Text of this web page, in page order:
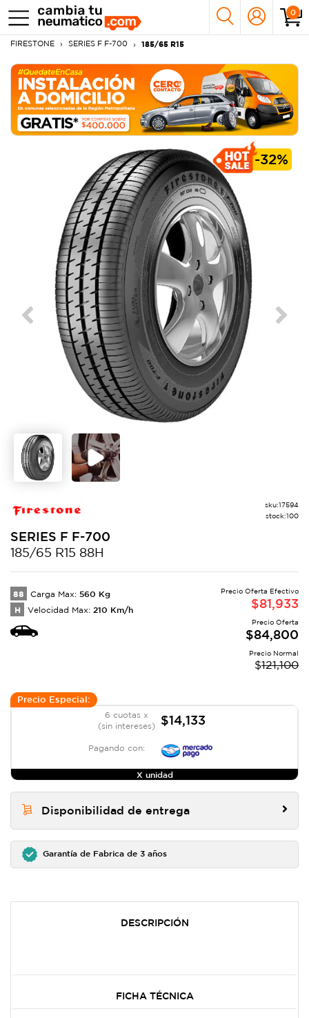
0
FIRESTONE SERIES F F-700 185/65 R15
-32%
Previous Next
sku:17594
stock:100
SERIES F F-700
185/65 R15 88H
88 Carga Max: 560 Kg
H Velocidad Max: 210 Km/h
Precio Oferta Efectivo
$81,933
Precio Oferta
$84,800
Precio Normal
$121,100
Precio Especial:
6 cuotas x
(sin intereses)
$14,133
Pagando con:
X unidad
Disponibilidad de entrega
Garantía de Fabrica de 3 años
DESCRIPCIÓN
FICHA TÉCNICA